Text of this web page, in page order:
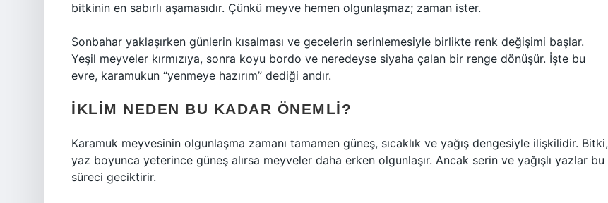
bitkinin en sabırlı aşamasıdır. Çünkü meyve hemen olgunlaşmaz; zaman ister.
Sonbahar yaklaşırken günlerin kısalması ve gecelerin serinlemesiyle birlikte renk değişimi başlar.
Yeşil meyveler kırmızıya, sonra koyu bordo ve neredeyse siyaha çalan bir renge dönüşür. İşte bu
evre, karamukun “yenmeye hazırım” dediği andır.
İKLIM NEDEN BU KADAR ÖNEMLI?
Karamuk meyvesinin olgunlaşma zamanı tamamen güneş, sıcaklık ve yağış dengesiyle ilişkilidir. Bitki,
yaz boyunca yeterince güneş alırsa meyveler daha erken olgunlaşır. Ancak serin ve yağışlı yazlar bu
süreci geciktirir.